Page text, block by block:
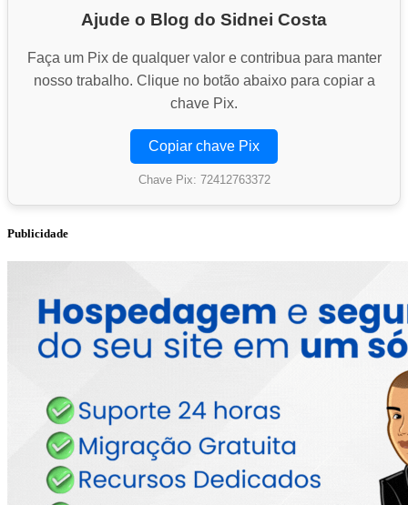
Ajude o Blog do Sidnei Costa
Faça um Pix de qualquer valor e contribua para manter
nosso trabalho. Clique no botão abaixo para copiar a
chave Pix.
Copiar chave Pix
Chave Pix: 72412763372
Publicidade